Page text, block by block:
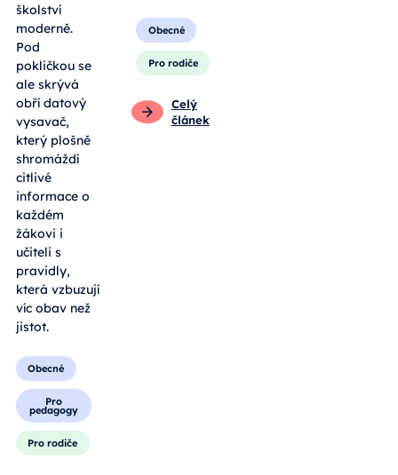
školství
moderně.
Pod
pokličkou se
ale skrývá
obří datový
vysavač,
který plošně
shromáždí
citlivé
informace o
každém
žákovi i
učiteli s
pravidly,
která vzbuzují
víc obav než
jistot.
Obecné
Pro
pedagogy
Pro rodiče
Obecné
Pro rodiče
Celý
článek